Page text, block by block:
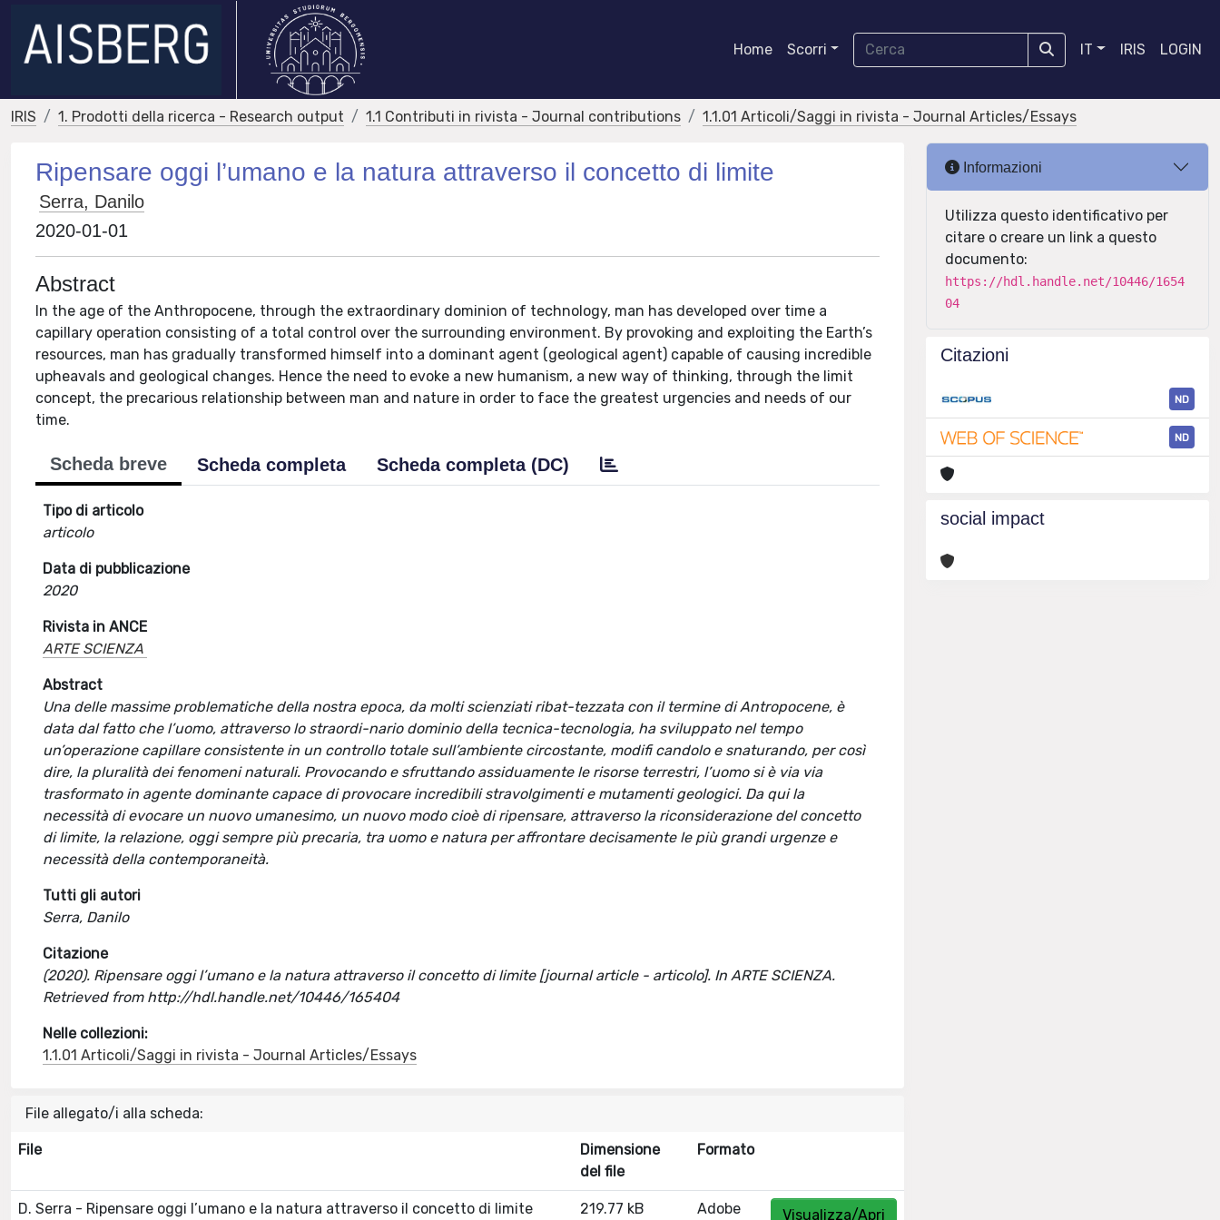
Home Scorri IT IRIS LOGIN
IRIS 1. Prodotti della ricerca - Research output 1.1 Contributi in rivista - Journal contributions 1.1.01 Articoli/Saggi in rivista - Journal Articles/Essays
Ripensare oggi l’umano e la natura attraverso il concetto di limite
Serra, Danilo
2020-01-01
Abstract
In the age of the Anthropocene, through the extraordinary dominion of technology, man has developed over time a
capillary operation consisting of a total control over the surrounding environment. By provoking and exploiting the Earth’s
resources, man has gradually transformed himself into a dominant agent (geological agent) capable of causing incredible
upheavals and geological changes. Hence the need to evoke a new humanism, a new way of thinking, through the limit
concept, the precarious relationship between man and nature in order to face the greatest urgencies and needs of our
time.
Scheda breve Scheda completa Scheda completa (DC)
Tipo di articolo
articolo
Data di pubblicazione
2020
Rivista in ANCE
ARTE SCIENZA
Abstract
Una delle massime problematiche della nostra epoca, da molti scienziati ribat-tezzata con il termine di Antropocene, è
data dal fatto che l’uomo, attraverso lo straordi-nario dominio della tecnica-tecnologia, ha sviluppato nel tempo
un’operazione capillare consistente in un controllo totale sull’ambiente circostante, modifi candolo e snaturando, per così
dire, la pluralità dei fenomeni naturali. Provocando e sfruttando assiduamente le risorse terrestri, l’uomo si è via via
trasformato in agente dominante capace di provocare incredibili stravolgimenti e mutamenti geologici. Da qui la
necessità di evocare un nuovo umanesimo, un nuovo modo cioè di ripensare, attraverso la riconsiderazione del concetto
di limite, la relazione, oggi sempre più precaria, tra uomo e natura per affrontare decisamente le più grandi urgenze e
necessità della contemporaneità.
Tutti gli autori
Serra, Danilo
Citazione
(2020). Ripensare oggi l’umano e la natura attraverso il concetto di limite [journal article - articolo]. In ARTE SCIENZA.
Retrieved from http://hdl.handle.net/10446/165404
Nelle collezioni:
1.1.01 Articoli/Saggi in rivista - Journal Articles/Essays
File allegato/i alla scheda:
File
Dimensione
del file
Formato
D. Serra - Ripensare oggi l’umano e la natura attraverso il concetto di limite 219.77 kB Adobe Visualizza/Apri
Informazioni
Utilizza questo identificativo per
citare o creare un link a questo
documento:
https://hdl.handle.net/10446/1654
04
Citazioni
ND
ND
social impact